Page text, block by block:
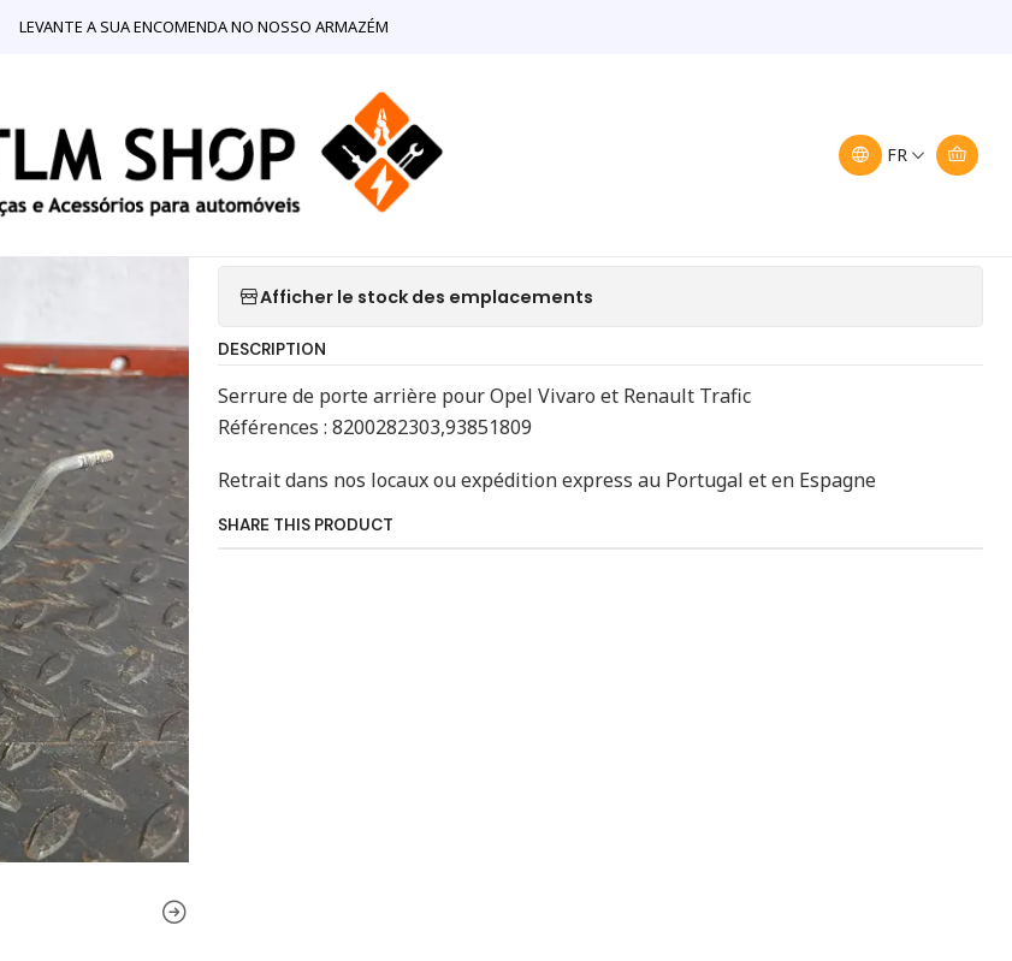
FR
LEVANTE A SUA ENCOMENDA NO NOSSO ARMAZÉM
Colisão Fechaduras e Puxadores Serrure arrière Opel Renault 8200282303
Serrure arrière Opel Renault
8200282303
Afficher le stock des emplacements
DESCRIPTION
Serrure de porte arrière pour Opel Vivaro et Renault Trafic
Références : 8200282303,93851809
Retrait dans nos locaux ou expédition express au Portugal et en Espagne
SHARE THIS PRODUCT